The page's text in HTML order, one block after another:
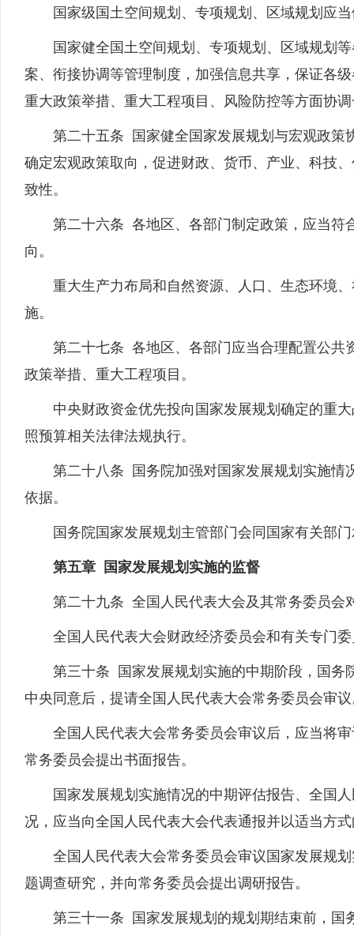
国家级国土空间规划、专项规划、区域规划应当
国家健全国土空间规划、专项规划、区域规划等
案、衔接协调等管理制度，加强信息共享，保证各
重大政策举措、重大工程项目、风险防控等方面协
第二十五条 国家健全国家发展规划与宏观政策
确定宏观政策取向，促进财政、货币、产业、科技
致性。
第二十六条 各地区、各部门制定政策，应当符
向。
重大生产力布局和自然资源、人口、生态环境、
施。
第二十七条 各地区、各部门应当合理配置公共
政策举措、重大工程项目。
中央财政资金优先投向国家发展规划确定的重大
照预算相关法律法规执行。
第二十八条 国务院加强对国家发展规划实施情
依据。
国务院国家发展规划主管部门会同国家有关部门
第五章 国家发展规划实施的监督
第二十九条 全国人民代表大会及其常务委员会
全国人民代表大会财政经济委员会和有关专门委
第三十条 国家发展规划实施的中期阶段，国务
中央同意后，提请全国人民代表大会常务委员会审
全国人民代表大会常务委员会审议后，应当将审
常务委员会提出书面报告。
国家发展规划实施情况的中期评估报告、全国人
况，应当向全国人民代表大会代表通报并以适当方
全国人民代表大会常务委员会审议国家发展规划
题调查研究，并向常务委员会提出调研报告。
第三十一条 国家发展规划的规划期结束前，国